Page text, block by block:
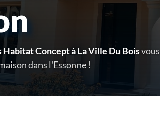
Concept à La Ville Du Boisvous
dans l'Essonne !